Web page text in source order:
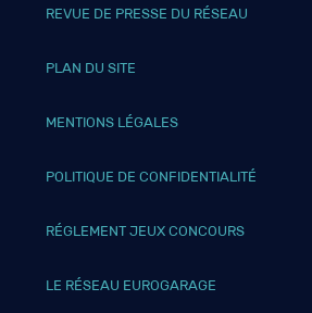
REVUE DE PRESSE DU RÉSEAU
PLAN DU SITE
MENTIONS LÉGALES
POLITIQUE DE CONFIDENTIALITÉ
RÉGLEMENT JEUX CONCOURS
LE RÉSEAU EUROGARAGE